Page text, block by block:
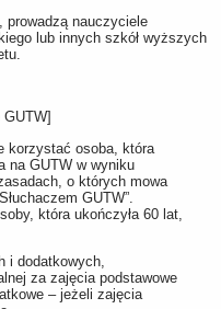
prowadzą nauczyciele
lub innych szkół wyższych
GUTW]
korzystać osoba, która
na GUTW w wyniku
o których mowa
GUTW”.
która ukończyła 60 lat,
i dodatkowych,
za zajęcia podstawowe
– jeżeli zajęcia